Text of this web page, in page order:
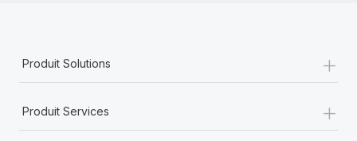
Produit Solutions +
Produit Services +